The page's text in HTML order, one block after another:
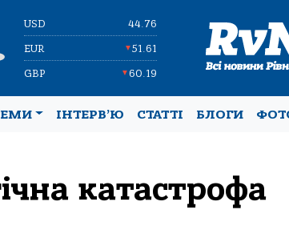
USD 44.76
EUR ▼51.61
GBP ▼60.19
ІНТЕРВ’Ю СТАТТІ БЛОГИ
катастрофа